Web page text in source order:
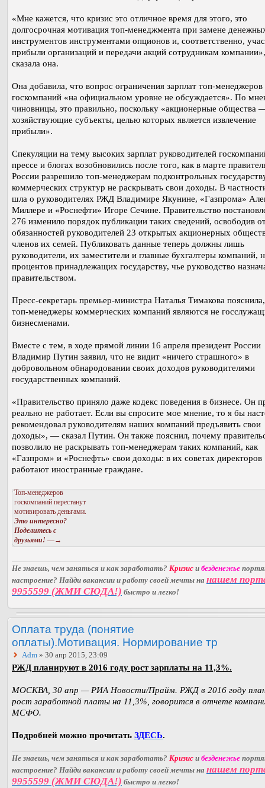
«Мне кажется, что кризис это отличное время для этого, это
долгосрочная мотивация топ-менеджмента при замене
инструментов инструментами опционов и, соответственно,
прибыли организаций и передачи акций сотрудникам
сказала она.
Она добавила, что вопрос ограничения зарплат топ-менеджеров
госкомпаний «на официальном уровне не обсуждается». По
чиновницы, это правильно, поскольку «акционерные общества
хозяйствующие субъекты, целью которых является извлечение
прибыли».
Спекуляции на тему высоких зарплат руководителей
прессе и блогах возобновились после того, как в марте
России разрешило топ-менеджерам подконтрольных
коммерческих структур не раскрывать свои доходы. В
шла о руководителях РЖД Владимире Якунине, «Газпрома»
Миллере и «Роснефти» Игоре Сечине. Правительство
276 изменило порядок публикации таких сведений, освободив
обязанностей руководителей 23 открытых акционерных
членов их семей. Публиковать данные теперь должны лишь
руководители, их заместители и главные бухгалтеры компаний,
процентов принадлежащих государству, чье руководство
правительством.
Пресс-секретарь премьер-министра Наталья Тимакова
топ-менеджеры коммерческих компаний являются не
бизнесменами.
Вместе с тем, в ходе прямой линии 16 апреля президент России
Владимир Путин заявил, что не видит «ничего страшного» в
добровольном обнародовании своих доходов руководителями
государственных компаний.
«Правительство приняло даже кодекс поведения в бизнесе. Он
реально не работает. Если вы спросите мое мнение, то я бы
рекомендовал руководителям наших компаний предъявить свои
доходы», — сказал Путин. Он также пояснил, почему
позволило не раскрывать топ-менеджерам таких компаний, как
«Газпром» и «Роснефть» свои доходы: в их советах директоров
работают иностранные граждане.
Топ-менеджеров
госкомпаний перестанут
мотивировать деньгами.
Это интересно?
Поделитесь с
друзьями! —→
Не знаешь, чем заняться и как заработать? Кризис и безденежье
настроение? Найди вакансии и работу своей мечты на нашем
9955599 (ЖМИ СЮДА!) быстро и легко!
Оплата труда (понятие
оплаты).Мотивация. Нормирование тр
Adm » 30 апр 2015, 23:09
РЖД планируют в 2016 году рост зарплаты на 11,3%.
МОСКВА, 30 апр — РИА Новости/Прайм. РЖД в 2016 году
рост заработной платы на 11,3%, говорится в отчете
МСФО.
Подробней можно прочитать ЗДЕСЬ.
Не знаешь, чем заняться и как заработать? Кризис и безденежье
настроение? Найди вакансии и работу своей мечты на нашем
9955599 (ЖМИ СЮДА!) быстро и легко!